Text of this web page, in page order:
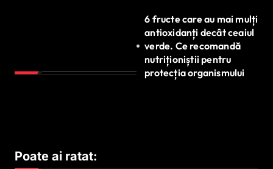
6 fructe care au mai mulți
antioxidanți decât ceaiul
verde. Ce recomandă
nutriționiștii pentru
protecția organismului
Poate ai ratat: